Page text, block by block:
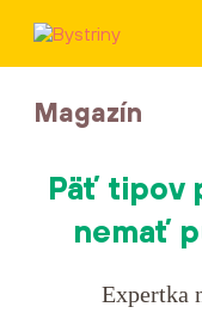
Magazín
Päť tipov
nemať
Expertka